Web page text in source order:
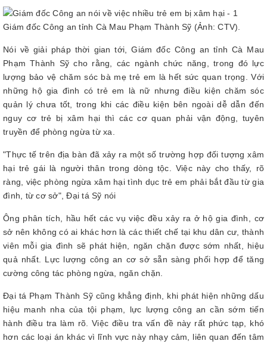
Giám đốc Công an tỉnh Cà Mau Phạm Thành Sỹ (Ảnh: CTV).
Nói về giải pháp thời gian tới, Giám đốc Công an tỉnh Cà Mau
Phạm Thành Sỹ cho rằng, các ngành chức năng, trong đó lực
lượng bảo vệ chăm sóc bà mẹ trẻ em là hết sức quan trọng. Với
những hộ gia đình có trẻ em là nữ nhưng điều kiện chăm sóc
quản lý chưa tốt, trong khi các điều kiện bên ngoài dễ dẫn đến
nguy cơ trẻ bị xâm hại thì các cơ quan phải vận động, tuyên
truyền để phòng ngừa từ xa.
"Thực tế trên địa bàn đã xảy ra một số trường hợp đối tượng xâm
hại trẻ gái là người thân trong dòng tộc. Việc này cho thấy, rõ
ràng, việc phòng ngừa xâm hại tình dục trẻ em phải bắt đầu từ gia
đình, từ cơ sở", Đại tá Sỹ nói
Ông phân tích, hầu hết các vụ việc đều xảy ra ở hộ gia đình, cơ
sở nên không có ai khác hơn là các thiết chế tại khu dân cư, thành
viên mỗi gia đình sẽ phát hiện, ngăn chặn được sớm nhất, hiệu
quả nhất. Lực lượng công an cơ sở sẵn sàng phối hợp để tăng
cường công tác phòng ngừa, ngăn chặn.
Đại tá Phạm Thành Sỹ cũng khẳng định, khi phát hiện những dấu
hiệu manh nha của tội phạm, lực lượng công an cần sớm tiến
hành điều tra làm rõ. Việc điều tra vấn đề này rất phức tạp, khó
hơn các loại án khác vì lĩnh vực này nhạy cảm, liên quan đến tâm